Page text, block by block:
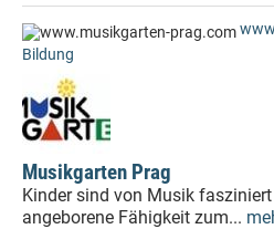
Bildung
Musikgarten Prag
Kinder sind von Musik
angeborene Fähigkeit zum...